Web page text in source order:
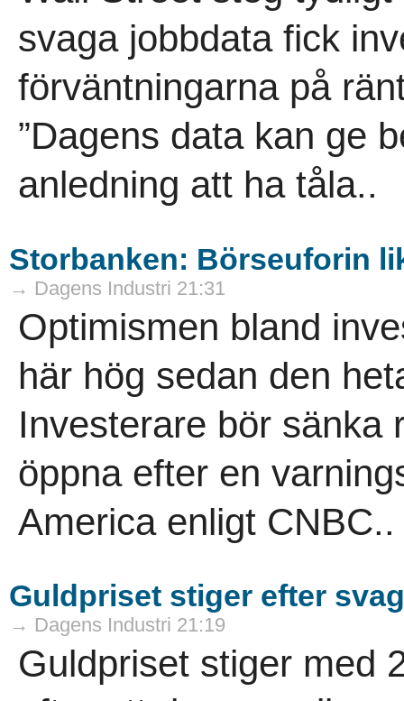
svaga jobbdata fick
förväntningarna på
”Dagens data kan ge
anledning att ha tåla..
Storbanken: Börseuforin
→ Dagens Industri 21:31
Optimismen bland
här hög sedan den
Investerare bör sänka
öppna efter en
America enligt CNBC..
Guldpriset stiger efter
→ Dagens Industri 21:19
Guldpriset stiger med